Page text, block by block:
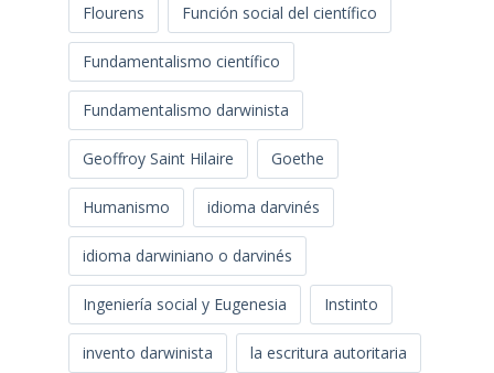
Flourens Función social del científico
Fundamentalismo científico
Fundamentalismo darwinista
Geoffroy Saint Hilaire Goethe
Humanismo idioma darvinés
idioma darwiniano o darvinés
Ingeniería social y Eugenesia Instinto
invento darwinista la escritura autoritaria